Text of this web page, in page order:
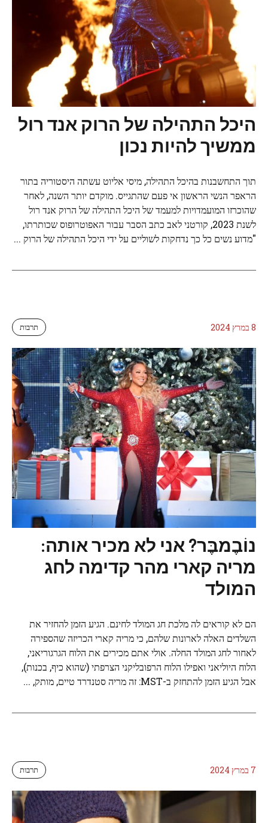
היכל התהילה של הרוק אנד רול
ממשיך להיות נכון
תוך התחשבנות בהיכל התהילה, מיסי אליוט עשתה היסטוריה בתור
הראפר הנשי הראשון אי פעם שהתגייס. מוקדם יותר השנה, לאחר
שהוכרזו המועמדויות למעמד של היכל התהילה של הרוק אנד רול
לשנת 2023, קורטני לאב כתב הסבר עבור האפוטרופוס שכותרתו,
"מדוע נשים כל כך נדחקות לשוליים על ידי היכל התהילה של הרוק ...
8 במרץ 2024 תרבות
נוֹבֶמבֶּר? אני לא מכיר אותה:
מריה קארי מהר קדימה לחג
המולד
הם לא קוראים לה מלכת חג המולד לחינם. הגיע הזמן להחזיר את
השלדים האלה לארונות שלהם, כי מריה קארי הכריזה שהספירה
לאחור לחג המולד החלה. אולי אתם מכירים את הלוח הגרגוריאני,
הלוח היוליאני ואפילו הלוח הרפובליקני הצרפתי (שהוא כיף, בכנות),
אבל הגיע הזמן להתחזק ב-MST: זה מריה סטנדרד טיים, מותק, ...
7 במרץ 2024 תרבות